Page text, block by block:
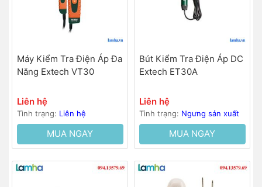
Máy Kiểm Tra Điện Áp Đa
Năng Extech VT30
Liên hệ
Tình trạng: Liên hệ
MUA NGAY
Bút Kiểm Tra Điện Áp DC
Extech ET30A
Liên hệ
Tình trạng: Ngưng sản xuất
MUA NGAY